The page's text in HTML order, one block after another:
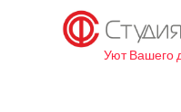
Уют Вашего